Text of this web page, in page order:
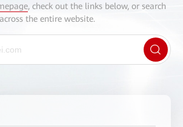
, check out the links below, or search
across the entire website.